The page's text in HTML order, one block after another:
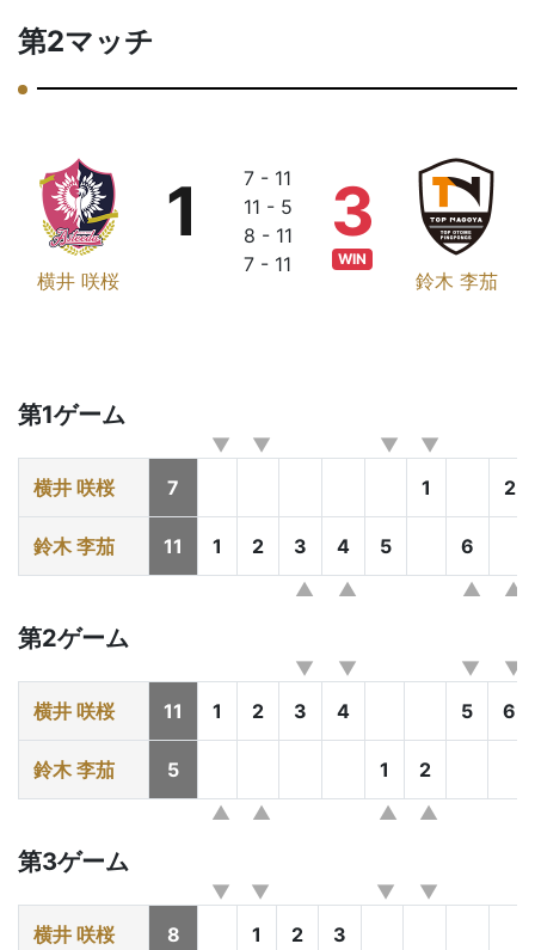
第2マッチ
横井 咲桜
1
7 - 11
11 - 5
8 - 11
7 - 11
鈴木 李茄
3
WIN
第1ゲーム
横井 咲桜 7 1 2
鈴木 李茄 11 1 2 3 4 5 6
第2ゲーム
横井 咲桜 11 1 2 3 4 5 6
鈴木 李茄 5 1 2
第3ゲーム
横井 咲桜 8 1 2 3